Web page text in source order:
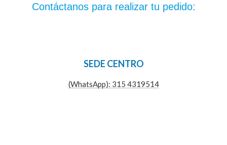
Contáctanos para realizar tu pedido:
SEDE CENTRO
(WhatsApp): 315 4319514